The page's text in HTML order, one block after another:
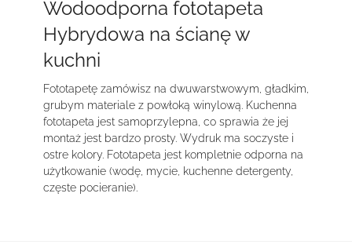
Wodoodporna fototapeta
Hybrydowa na ścianę w
kuchni
Fototapetę zamówisz na dwuwarstwowym, gładkim,
grubym materiale z powłoką winylową. Kuchenna
fototapeta jest samoprzylepna, co sprawia że jej
montaż jest bardzo prosty. Wydruk ma soczyste i
ostre kolory. Fototapeta jest kompletnie odporna na
użytkowanie (wodę, mycie, kuchenne detergenty,
częste pocieranie).